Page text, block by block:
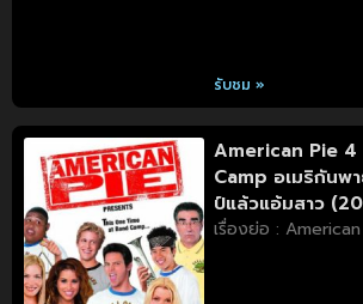
รับชม »
American Pie 4
Camp อเมริกันพ
ป์แล้วแอ้มสาว
เรื่องย่อ :